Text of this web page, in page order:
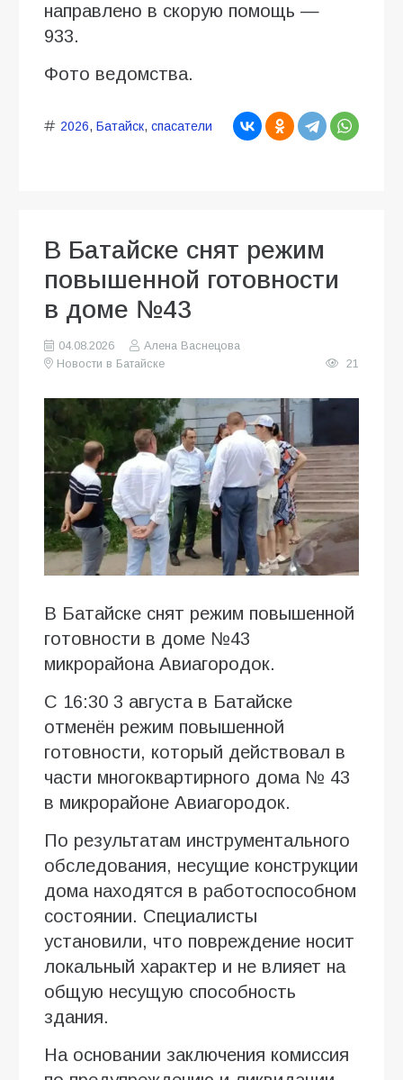
направлено в скорую помощь —
933.
Фото ведомства.
2026, Батайск, спасатели
В Батайске снят режим
повышенной готовности
в доме №43
04.08.2026
Алена Васнецова
Новости в Батайске
21
В Батайске снят режим повышенной
готовности в доме №43
микрорайона Авиагородок.
С 16:30 3 августа в Батайске
отменён режим повышенной
готовности, который действовал в
части многоквартирного дома № 43
в микрорайоне Авиагородок.
По результатам инструментального
обследования, несущие конструкции
дома находятся в работоспособном
состоянии. Специалисты
установили, что повреждение носит
локальный характер и не влияет на
общую несущую способность
здания.
На основании заключения комиссия